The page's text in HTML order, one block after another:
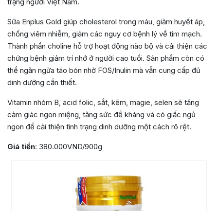
Sữa Enplus Gold giúp cholesterol trong máu, giảm huyết áp,
chống viêm nhiễm, giảm các nguy cơ bệnh lý về tim mạch.
Thành phần choline hỗ trợ hoạt động não bộ và cải thiện các
chứng bệnh giảm trí nhớ ở người cao tuổi. Sản phẩm còn có
thể ngăn ngừa táo bón nhờ FOS/Inulin mà vẫn cung cấp đủ
dinh dưỡng cần thiết.
Vitamin nhóm B, acid folic, sắt, kẽm, magie, selen sẽ tăng
cảm giác ngon miệng, tăng sức đề kháng và có giấc ngủ
ngon để cải thiện tình trạng dinh dưỡng một cách rõ rệt.
Giá tiền: 380.000VND/900g